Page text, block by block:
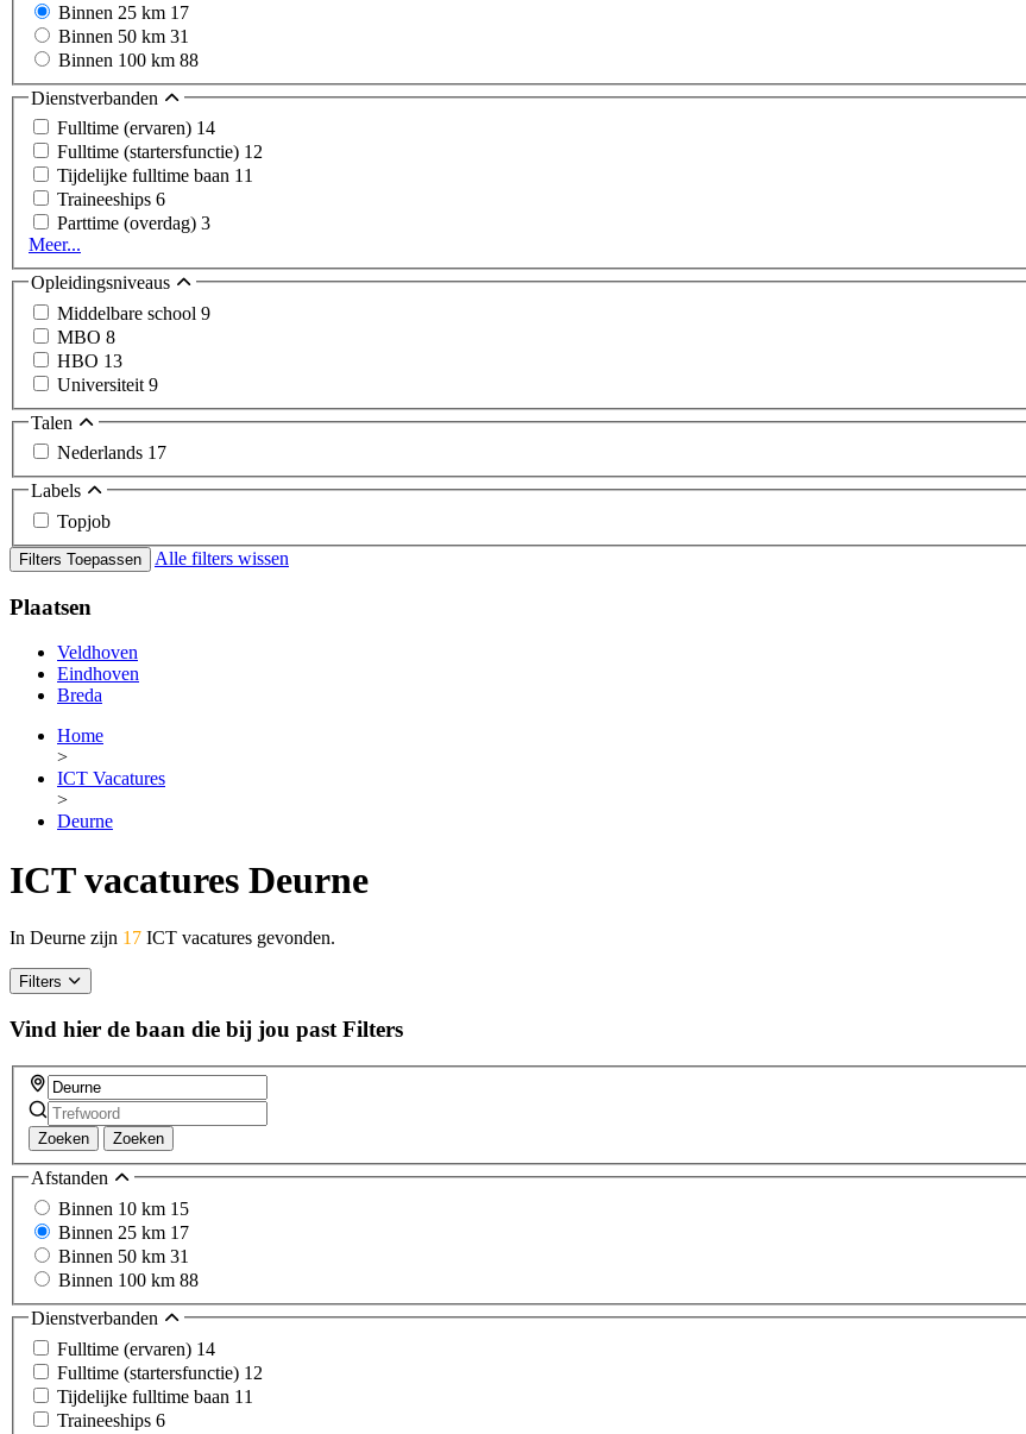
Binnen 25 km 17
Binnen 50 km 31
Binnen 100 km 88
Dienstverbanden
Fulltime (ervaren) 14
Fulltime (startersfunctie) 12
Tijdelijke fulltime baan 11
Traineeships 6
Parttime (overdag) 3
Meer...
Opleidingsniveaus
Middelbare school 9
MBO 8
HBO 13
Universiteit 9
Talen
Nederlands 17
Labels
Topjob
Filters Toepassen Alle filters wissen
Plaatsen
Veldhoven
Eindhoven
Breda
Home
>
ICT Vacatures
>
Deurne
ICT vacatures Deurne
In Deurne zijn 17 ICT vacatures gevonden.
Filters
Vind hier de baan die bij jou past Filters
Zoeken Zoeken
Afstanden
Binnen 10 km 15
Binnen 25 km 17
Binnen 50 km 31
Binnen 100 km 88
Dienstverbanden
Fulltime (ervaren) 14
Fulltime (startersfunctie) 12
Tijdelijke fulltime baan 11
Traineeships 6